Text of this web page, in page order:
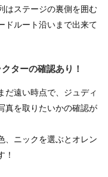
はステージの裏側を囲む
ドルート沿いまで出来て
ターの確認あり！
だ遠い時点で、ジュディ
真を取りたいかの確認が
、ニックを選ぶとオレン
！